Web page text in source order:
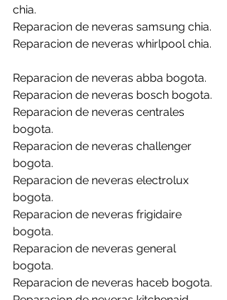
chia.
Reparacion de neveras samsung chia.
Reparacion de neveras whirlpool chia.
Reparacion de neveras abba bogota.
Reparacion de neveras bosch bogota.
Reparacion de neveras centrales
bogota.
Reparacion de neveras challenger
bogota.
Reparacion de neveras electrolux
bogota.
Reparacion de neveras frigidaire
bogota.
Reparacion de neveras general
bogota.
Reparacion de neveras haceb bogota.